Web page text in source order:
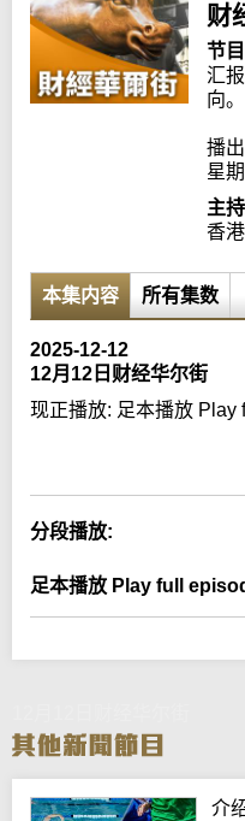
财
节
汇
向。
播出
星
主
香
本集内容 所有集数
2025-12-12
12月12日财经华尔街
现正播放: 足本播放 Play
分段播放:
足本播放 Play full
介